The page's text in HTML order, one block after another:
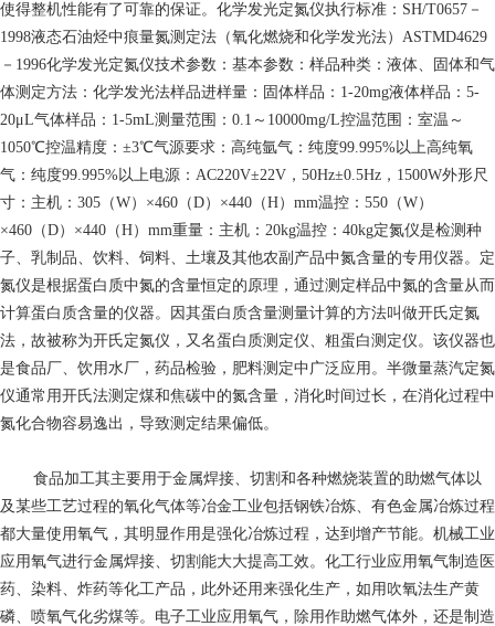
使得整机性能有了可靠的保证。化学发光定氮仪执行标准：SH/T0657－
1998液态石油烃中痕量氮测定法（氧化燃烧和化学发光法）ASTMD4629
－1996化学发光定氮仪技术参数：基本参数：样品种类：液体、固体和气
体测定方法：化学发光法样品进样量：固体样品：1-20mg液体样品：5-
20μL气体样品：1-5mL测量范围：0.1～10000mg/L控温范围：室温～
1050℃控温精度：±3℃气源要求：高纯氩气：纯度99.995%以上高纯氧
气：纯度99.995%以上电源：AC220V±22V，50Hz±0.5Hz，1500W外形尺
寸：主机：305（W）×460（D）×440（H）mm温控：550（W）
×460（D）×440（H）mm重量：主机：20kg温控：40kg定氮仪是检测种
子、乳制品、饮料、饲料、土壤及其他农副产品中氮含量的专用仪器。定
氮仪是根据蛋白质中氮的含量恒定的原理，通过测定样品中氮的含量从而
计算蛋白质含量的仪器。因其蛋白质含量测量计算的方法叫做开氏定氮
法，故被称为开氏定氮仪，又名蛋白质测定仪、粗蛋白测定仪。该仪器也
是食品厂、饮用水厂，药品检验，肥料测定中广泛应用。半微量蒸汽定氮
仪通常用开氏法测定煤和焦碳中的氮含量，消化时间过长，在消化过程中
氮化合物容易逸出，导致测定结果偏低。
食品加工其主要用于金属焊接、切割和各种燃烧装置的助燃气体以
及某些工艺过程的氧化气体等冶金工业包括钢铁冶炼、有色金属冶炼过程
都大量使用氧气，其明显作用是强化冶炼过程，达到增产节能。机械工业
应用氧气进行金属焊接、切割能大大提高工效。化工行业应用氧气制造医
药、染料、炸药等化工产品，此外还用来强化生产，如用吹氧法生产黄
磷、喷氧气化劣煤等。电子工业应用氧气，除用作助燃气体外，还是制造